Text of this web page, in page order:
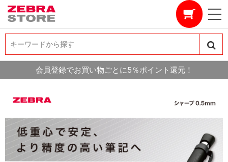
キーワードから探す
キーワードから探す
会員登録でお買い物ごとに5％ポイント還元！